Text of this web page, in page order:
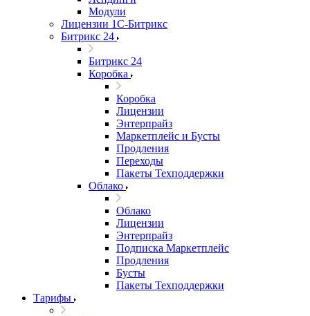
Модули
Лицензии 1С-Битрикс
Битрикс 24
Битрикс 24
Коробка
Коробка
Лицензии
Энтерпрайз
Маркетплейс и Бусты
Продления
Переходы
Пакеты Техподдержки
Облако
Облако
Лицензии
Энтерпрайз
Подписка Маркетплейс
Продления
Бусты
Пакеты Техподдержки
Тарифы